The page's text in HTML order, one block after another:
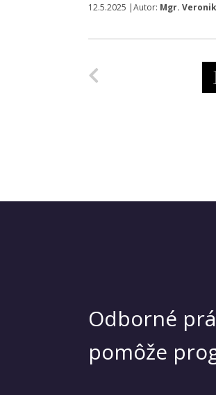
12.5.2025 |Autor: Mgr.
Odborné
pomôže